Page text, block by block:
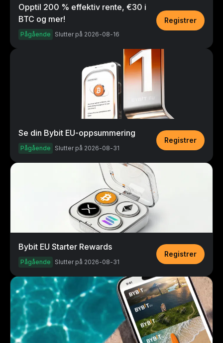
Opptil 200 % effektiv rente, €30 i
BTC og mer!
Pågående Slutter på 2026-08-16
Registrer
Se din Bybit EU-oppsummering
Pågående Slutter på 2026-08-31
Registrer
Bybit EU Starter Rewards
Pågående Slutter på 2026-08-31
Registrer